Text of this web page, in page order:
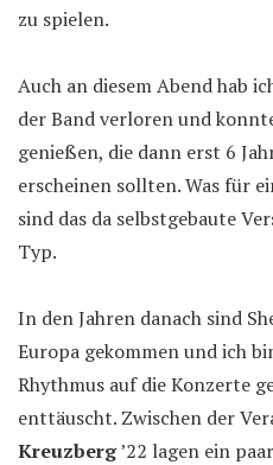
zu spielen.
Auch an diesem Abend hab
der Band verloren und
genießen, die dann erst 6
erscheinen sollten. Was für
sind das da selbstgebaute
Typ.
In den Jahren danach sind
Europa gekommen und ich
Rhythmus auf die Konzerte
enttäuscht. Zwischen der
Kreuzberg’22 lagen ein